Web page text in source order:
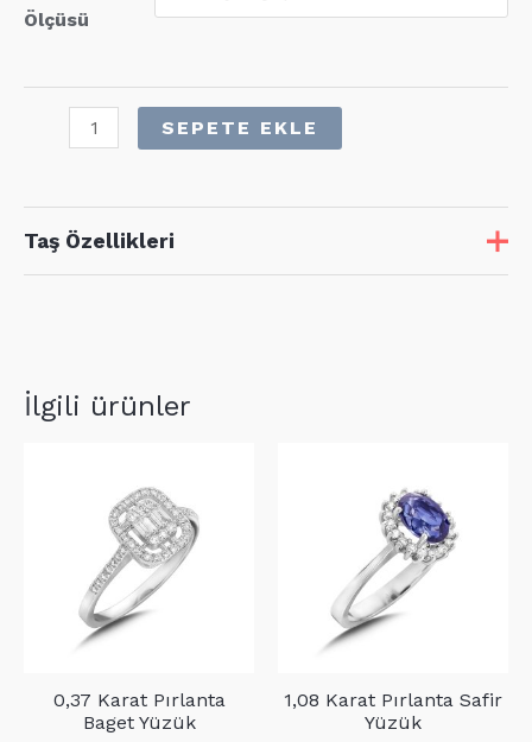
Ölçüsü
Tamtur
SEPETE EKLE
Taş Özellikleri
İlgili ürünler
0,37 Karat Pırlanta
Baget Yüzük
1,08 Karat Pırlanta Safir
Yüzük